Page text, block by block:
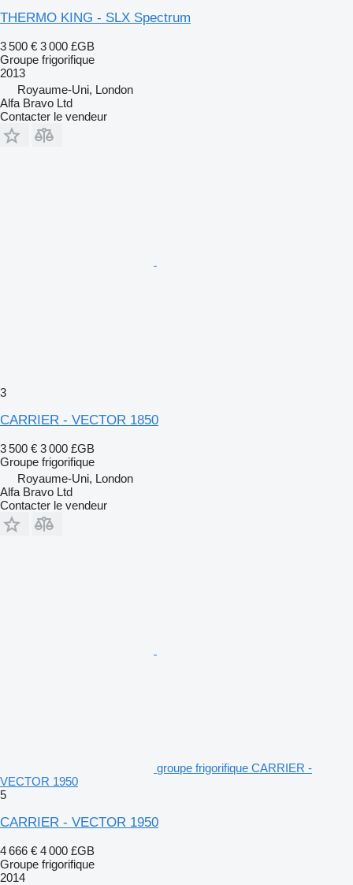
THERMO KING - SLX Spectrum
3 500 € 3 000 £GB
Groupe frigorifique
2013
Royaume-Uni, London
Alfa Bravo Ltd
Contacter le vendeur
3
CARRIER - VECTOR 1850
3 500 € 3 000 £GB
Groupe frigorifique
Royaume-Uni, London
Alfa Bravo Ltd
Contacter le vendeur
groupe frigorifique CARRIER -
VECTOR 1950
5
CARRIER - VECTOR 1950
4 666 € 4 000 £GB
Groupe frigorifique
2014